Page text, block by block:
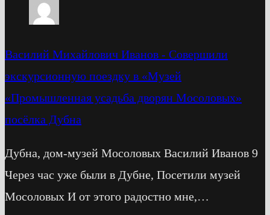
Василий Михайлович Иванов - Cовершили
экскурсионную поездку в «Музей
«Промышленная усадьба дворян Мосоловых»
посёлка Дубна
Дубна, дом-музей Мосоловых Василий Иванов 9
Через час уже были в Дубне, Посетили музей
Мосоловых И от этого радостно мне,…